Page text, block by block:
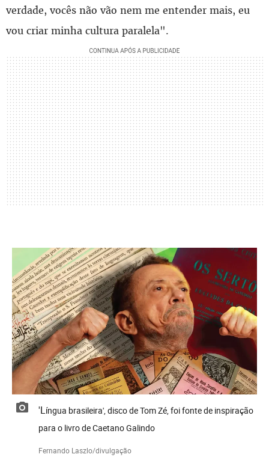
verdade, vocês não vão nem me entender mais, eu
vou criar minha cultura paralela".
'Língua brasileira', disco de Tom Zé, foi fonte de inspiração
para o livro de Caetano Galindo
Fernando Laszlo/divulgação